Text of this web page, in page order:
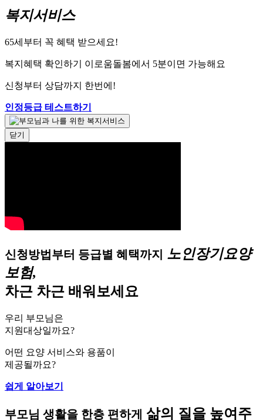
복지서비스
65세부터 꼭 혜택 받으세요!
복지혜택 확인하기 이로움돌봄에서 5분이면 가능해요
신청부터 상담까지 한번에!
인정등급 테스트하기
닫기
신청방법부터 등급별 혜택까지 노인장기요양
보험,
차근 차근 배워보세요
우리 부모님은
지원대상일까요?
어떤 요양 서비스와 용품이
제공될까요?
쉽게 알아보기
부모님 생활을 한층 편하게 삶의 질을 높여주